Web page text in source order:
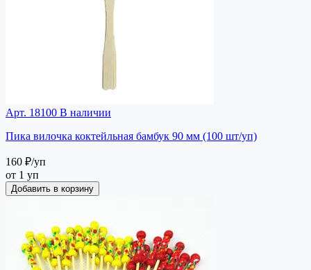
Арт. 18100 В наличии
Пика вилочка коктейльная бамбук 90 мм (100 шт/уп)
160 ₽/уп
от 1 уп
Добавить в корзину